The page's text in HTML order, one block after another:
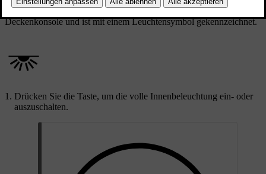
Die Taste für die volle Beleuchtung befindet sich an der
Deckenkonsole und ist mit einem Leuchtensymbol gekennzeichnet.
Drücken Sie die Taste, um die volle Innenbeleuchtung ein- oder
auszuschalten.